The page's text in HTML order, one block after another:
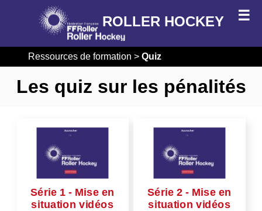
Roller Hockey
Ressources de formation > Quiz
Les quiz sur les pénalités
Série 1 - Mise en
situation vidéos
Série 2 - Mise en
situation vidéos